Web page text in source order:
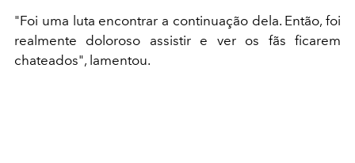
"Foi uma luta encontrar a continuação dela. Então, foi
realmente doloroso assistir e ver os fãs ficarem
chateados", lamentou.